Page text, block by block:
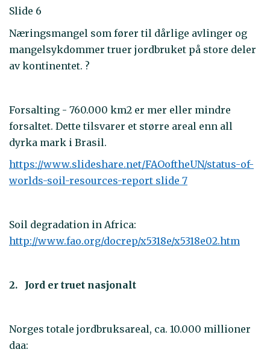
Slide 6
Næringsmangel som fører til dårlige avlinger og
mangelsykdommer truer jordbruket på store deler
av kontinentet. ?
Forsalting - 760.000 km2 er mer eller mindre
forsaltet. Dette tilsvarer et større areal enn all
dyrka mark i Brasil.
https://www.slideshare.net/FAOoftheUN/status-of-
worlds-soil-resources-report slide 7
Soil degradation in Africa:
http://www.fao.org/docrep/x5318e/x5318e02.htm
2. Jord er truet nasjonalt
Norges totale jordbruksareal, ca. 10.000 millioner
daa: